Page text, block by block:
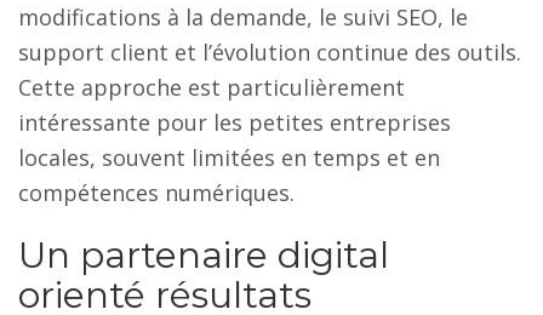
modifications à la demande, le suivi SEO, le
support client et l’évolution continue des outils.
Cette approche est particulièrement
intéressante pour les petites entreprises
locales, souvent limitées en temps et en
compétences numériques.
Un partenaire digital
orienté résultats